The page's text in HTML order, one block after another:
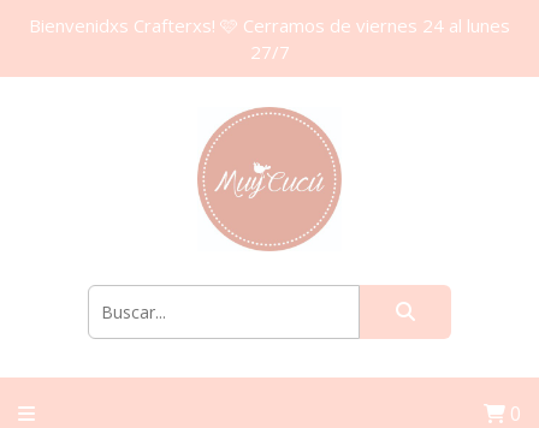
Bienvenidxs Crafterxs! 🩷 Cerramos de viernes 24 al lunes
27/7
0